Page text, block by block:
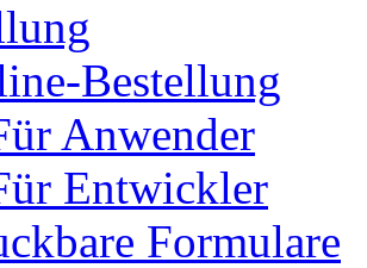
Bestellung
Anwender
Entwickler
Formulare